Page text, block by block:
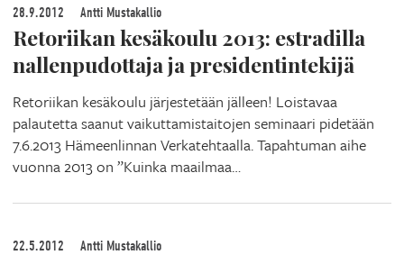
28.9.2012 Antti Mustakallio
Retoriikan kesäkoulu 2013: estradilla
nallenpudottaja ja presidentintekijä
Retoriikan kesäkoulu järjestetään jälleen! Loistavaa
palautetta saanut vaikuttamistaitojen seminaari pidetään
7.6.2013 Hämeenlinnan Verkatehtaalla. Tapahtuman aihe
vuonna 2013 on ”Kuinka maailmaa…
22.5.2012 Antti Mustakallio